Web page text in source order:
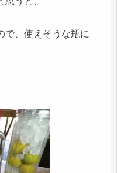
で、使えそうな瓶に